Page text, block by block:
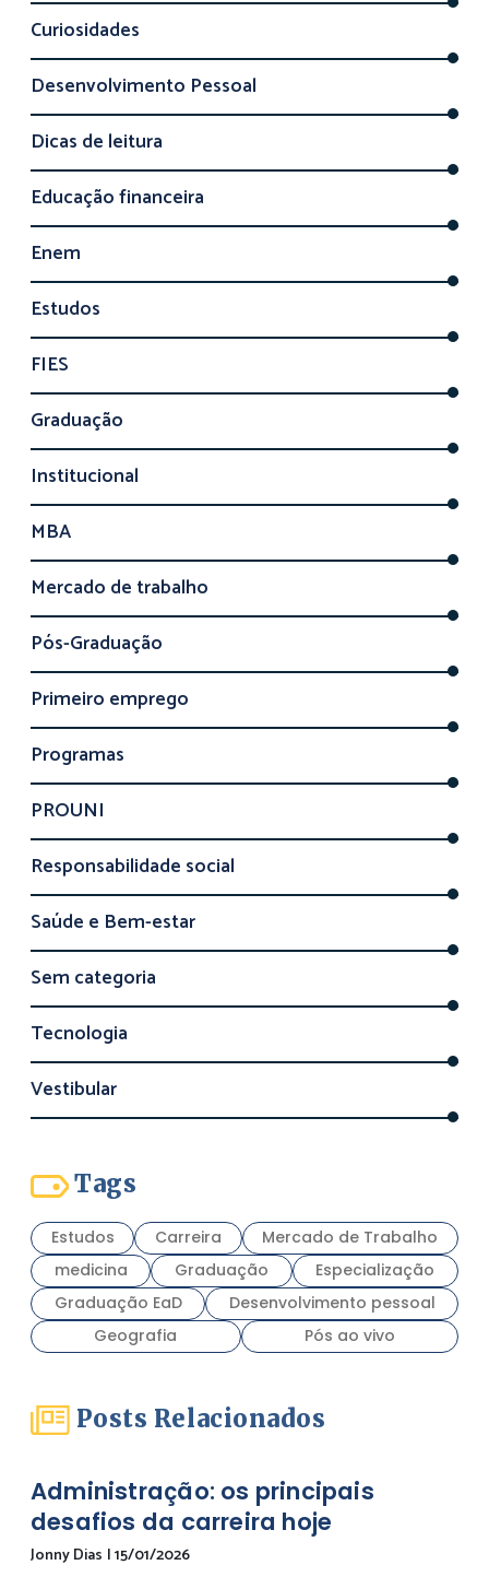
Curiosidades
Desenvolvimento Pessoal
Dicas de leitura
Educação financeira
Enem
Estudos
FIES
Graduação
Institucional
MBA
Mercado de trabalho
Pós-Graduação
Primeiro emprego
Programas
PROUNI
Responsabilidade social
Saúde e Bem-estar
Sem categoria
Tecnologia
Vestibular
Tags
Estudos Carreira
Mercado de Trabalho
medicina
Graduação
Especialização
Graduação EaD
Desenvolvimento pessoal
Geografia
Pós ao vivo
Posts Relacionados
Administração: os principais
desafios da carreira hoje
Jonny Dias |15/01/2026